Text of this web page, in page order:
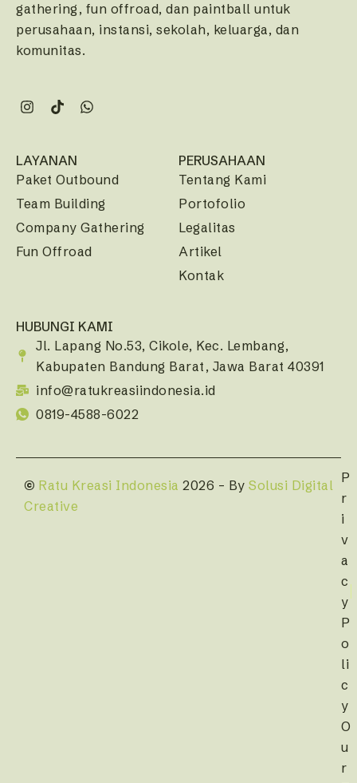
gathering, fun offroad, dan paintball untuk
perusahaan, instansi, sekolah, keluarga, dan
komunitas.
LAYANAN
Paket Outbound
Team Building
Company Gathering
Fun Offroad
PERUSAHAAN
Tentang Kami
Portofolio
Legalitas
Artikel
Kontak
HUBUNGI KAMI
Jl. Lapang No.53, Cikole, Kec. Lembang,
Kabupaten Bandung Barat, Jawa Barat 40391
info@ratukreasiindonesia.id
0819-4588-6022
© Ratu Kreasi Indonesia 2026 – By Solusi Digital
Creative
P
r
i
v
a
c
y
P
o
li
c
y
O
u
r